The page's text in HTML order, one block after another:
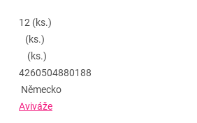
12 (ks.)
(ks.)
(ks.)
4260504880188
Německo
Aviváže